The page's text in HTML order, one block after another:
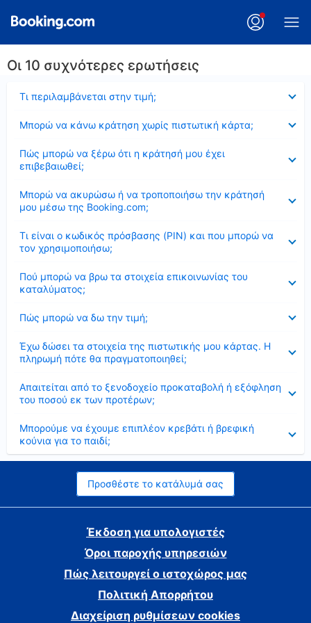
Οι 10 συχνότερες ερωτήσεις
Τι περιλαμβάνεται στην τιμή;
Μπορώ να κάνω κράτηση χωρίς πιστωτική κάρτα;
Πώς μπορώ να ξέρω ότι η κράτησή μου έχει
επιβεβαιωθεί;
Μπορώ να ακυρώσω ή να τροποποιήσω την κράτησή
μου μέσω της Booking.com;
Τι είναι ο κωδικός πρόσβασης (PIN) και που μπορώ να
τον χρησιμοποιήσω;
Πού μπορώ να βρω τα στοιχεία επικοινωνίας του
καταλύματος;
Πώς μπορώ να δω την τιμή;
Έχω δώσει τα στοιχεία της πιστωτικής μου κάρτας. Η
πληρωμή πότε θα πραγματοποιηθεί;
Απαιτείται από το ξενοδοχείο προκαταβολή ή εξόφληση
του ποσού εκ των προτέρων;
Μπορούμε να έχουμε επιπλέον κρεβάτι ή βρεφική
κούνια για το παιδί;
Προσθέστε το κατάλυμά σας
Έκδοση για υπολογιστές
Όροι παροχής υπηρεσιών
Πώς λειτουργεί ο ιστοχώρος μας
Πολιτική Απορρήτου
Διαχείριση ρυθμίσεων cookies